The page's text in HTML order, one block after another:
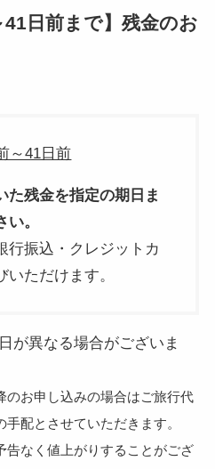
41日前まで】残金のお
～41日前
た残金を指定の期日ま
。
行振込・クレジットカ
ただけます。
が異なる場合がございま
お申し込みの場合はご旅行代
配とさせていただきます。
なく値上がりすることがござ